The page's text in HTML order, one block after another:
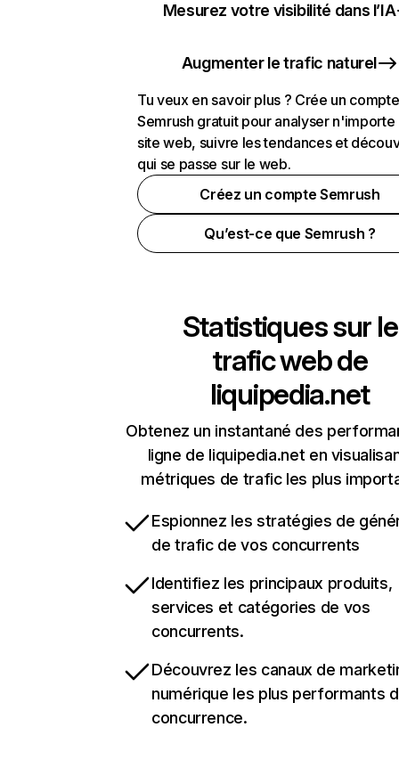
Mesurez votre visibilité dans l’IA
Augmenter le trafic naturel
Tu veux en savoir plus ? Crée un compte
Semrush gratuit pour analyser n'importe
site web, suivre les tendances et
qui se passe sur le web.
Créez un compte Semrush
Qu’est-ce que Semrush ?
Statistiques sur le
trafic web de
liquipedia.net
Obtenez un instantané des
ligne de liquipedia.net en
métriques de trafic les plus
Espionnez les stratégies de
de trafic de vos concurrents
Identifiez les principaux produits,
services et catégories de vos
concurrents.
Découvrez les canaux de
numérique les plus performants
concurrence.